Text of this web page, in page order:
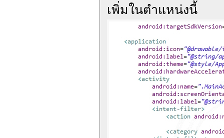
เพิ่มในตำแหน่งนี้